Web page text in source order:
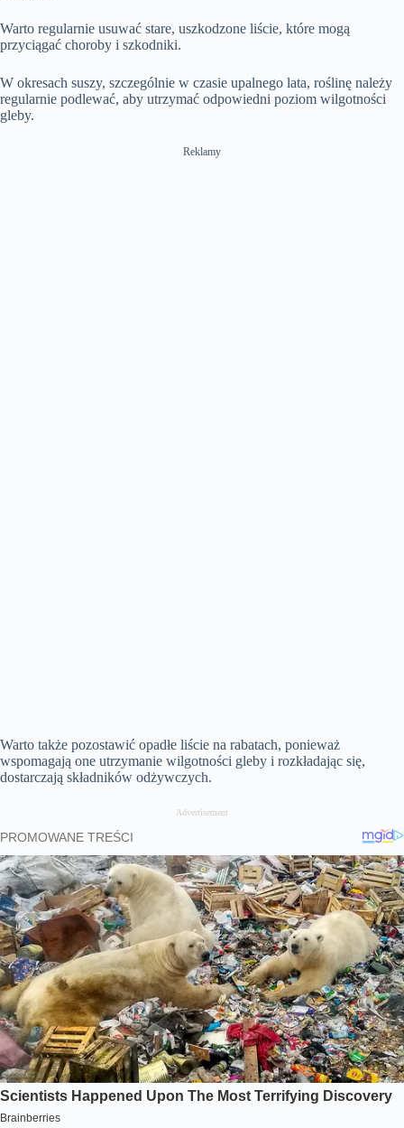
Warto regularnie usuwać stare, uszkodzone liście, które mogą
przyciągać choroby i szkodniki.
W okresach suszy, szczególnie w czasie upalnego lata, roślinę należy
regularnie podlewać, aby utrzymać odpowiedni poziom wilgotności
gleby.
Reklamy
Warto także pozostawić opadłe liście na rabatach, ponieważ
wspomagają one utrzymanie wilgotności gleby i rozkładając się,
dostarczają składników odżywczych.
Advertisement